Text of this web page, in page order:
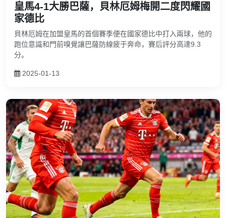
皇馬4-1大勝巴薩，貝林厄姆梅開二度閃耀國
家德比
貝林厄姆在加盟皇馬的首個賽季便在國家德比中打入兩球，他的
跑位意識和門前嗅覺讓巴薩防線疲于奔命，賽后評分高達9.3
分。
2025-01-13